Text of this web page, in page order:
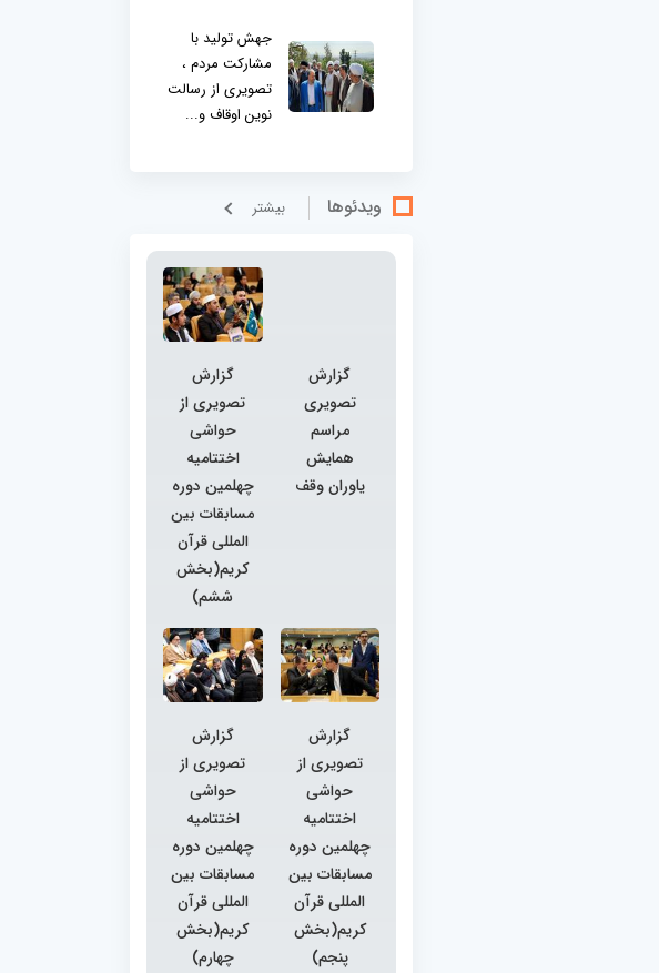
جهش تولید با
مشارکت مردم ،
تصویری از رسالت
نوین اوقاف و...
ویدئوها بيشتر
گزارش
تصویری
مراسم
همایش
یاوران وقف
گزارش
تصویری از
حواشی
اختتامیه
چهلمین دوره
مسابقات بین
المللی قرآن
کریم(بخش
ششم)
گزارش
تصویری از
حواشی
اختتامیه
چهلمین دوره
مسابقات بین
المللی قرآن
کریم(بخش
پنجم)
گزارش
تصویری از
حواشی
اختتامیه
چهلمین دوره
مسابقات بین
المللی قرآن
کریم(بخش
چهارم)